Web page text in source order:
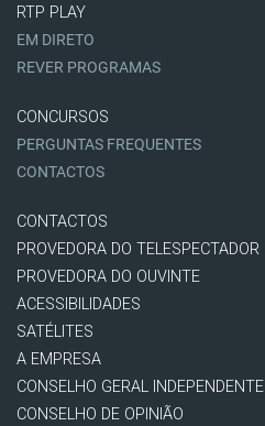
RTP PLAY
EM DIRETO
REVER PROGRAMAS
CONCURSOS
PERGUNTAS FREQUENTES
CONTACTOS
CONTACTOS
PROVEDORA DO TELESPECTADOR
PROVEDORA DO OUVINTE
ACESSIBILIDADES
SATÉLITES
A EMPRESA
CONSELHO GERAL INDEPENDENTE
CONSELHO DE OPINIÃO